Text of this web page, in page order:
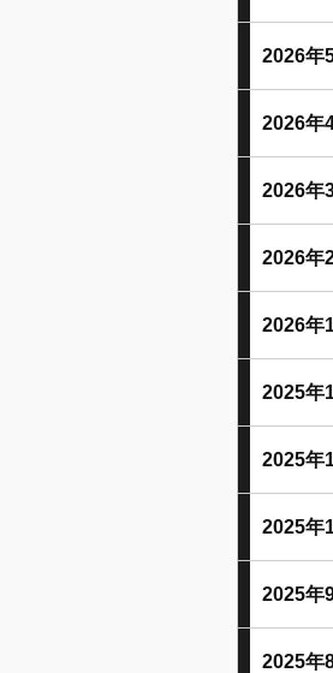
2026年
2026年
2026年
2026年
2026年
2025年
2025年
2025年
2025年
2025年